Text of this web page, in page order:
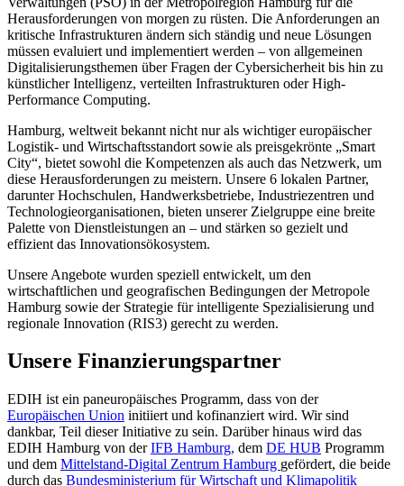
Herausforderungen von morgen zu rüsten. Die Anforderungen an
kritische Infrastrukturen ändern sich ständig und neue Lösungen
müssen evaluiert und implementiert werden – von allgemeinen
Digitalisierungsthemen über Fragen der Cybersicherheit bis hin zu
künstlicher Intelligenz, verteilten Infrastrukturen oder High-
Performance Computing.
Hamburg, weltweit bekannt nicht nur als wichtiger europäischer
Logistik- und Wirtschaftsstandort sowie als preisgekrönte „Smart
City“, bietet sowohl die Kompetenzen als auch das Netzwerk, um
diese Herausforderungen zu meistern. Unsere 6 lokalen Partner,
darunter Hochschulen, Handwerksbetriebe, Industriezentren und
Technologieorganisationen, bieten unserer Zielgruppe eine breite
Palette von Dienstleistungen an – und stärken so gezielt und
effizient das Innovationsökosystem.
Unsere Angebote wurden speziell entwickelt, um den
wirtschaftlichen und geografischen Bedingungen der Metropole
Hamburg sowie der Strategie für intelligente Spezialisierung und
regionale Innovation (RIS3) gerecht zu werden.
Unsere Finanzierungspartner
EDIH ist ein paneuropäisches Programm, dass von der
Europäischen Union initiiert und kofinanziert wird. Wir sind
dankbar, Teil dieser Initiative zu sein. Darüber hinaus wird das
EDIH Hamburg von derIFB Hamburg, dem DE HUB Programm
und dem Mittelstand-Digital Zentrum Hamburg gefördert, die beide
durch das Bundesministerium für Wirtschaft und Klimapolitik